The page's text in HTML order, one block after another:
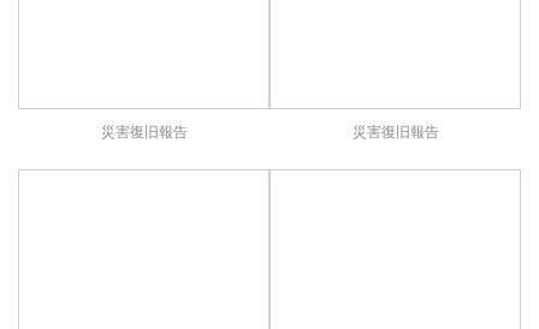
災害復旧報告 災害復旧報告